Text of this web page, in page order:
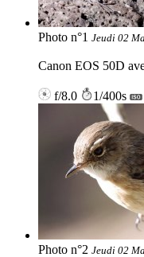
Photo n°1 Jeudi 02
Canon EOS 50D
f/8.0 1/400s
Photo n°2 Jeudi 02